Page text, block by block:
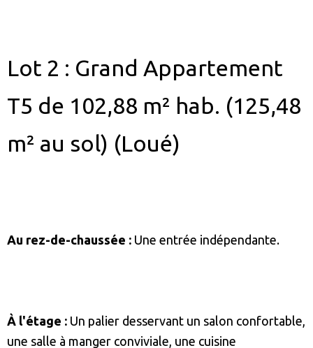
Lot 2 : Grand Appartement
T5 de 102,88 m² hab. (125,48
m² au sol) (Loué)
Au rez-de-chaussée : Une entrée indépendante.
À l'étage : Un palier desservant un salon confortable,
une salle à manger conviviale, une cuisine